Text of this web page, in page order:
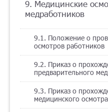
9. Медицинские
медработников
9.1. Положение о
осмотров работников
9.2. Приказ о
предварительного
9.3. Приказ о
медицинского осмотра